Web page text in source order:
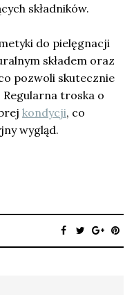
składników.
do pielęgnacji
składem oraz
pozwoli skutecznie
troska o
kondycji, co
wygląd.